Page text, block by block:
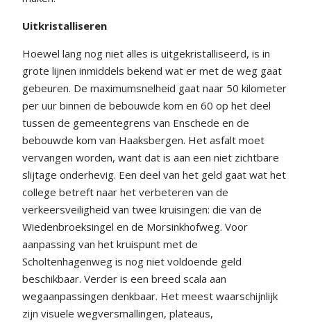
Uitkristalliseren
Hoewel lang nog niet alles is uitgekristalliseerd, is in
grote lijnen inmiddels bekend wat er met de weg gaat
gebeuren. De maximumsnelheid gaat naar 50 kilometer
per uur binnen de bebouwde kom en 60 op het deel
tussen de gemeentegrens van Enschede en de
bebouwde kom van Haaksbergen. Het asfalt moet
vervangen worden, want dat is aan een niet zichtbare
slijtage onderhevig. Een deel van het geld gaat wat het
college betreft naar het verbeteren van de
verkeersveiligheid van twee kruisingen: die van de
Wiedenbroeksingel en de Morsinkhofweg. Voor
aanpassing van het kruispunt met de
Scholtenhagenweg is nog niet voldoende geld
beschikbaar. Verder is een breed scala aan
wegaanpassingen denkbaar. Het meest waarschijnlijk
zijn visuele wegversmallingen, plateaus,